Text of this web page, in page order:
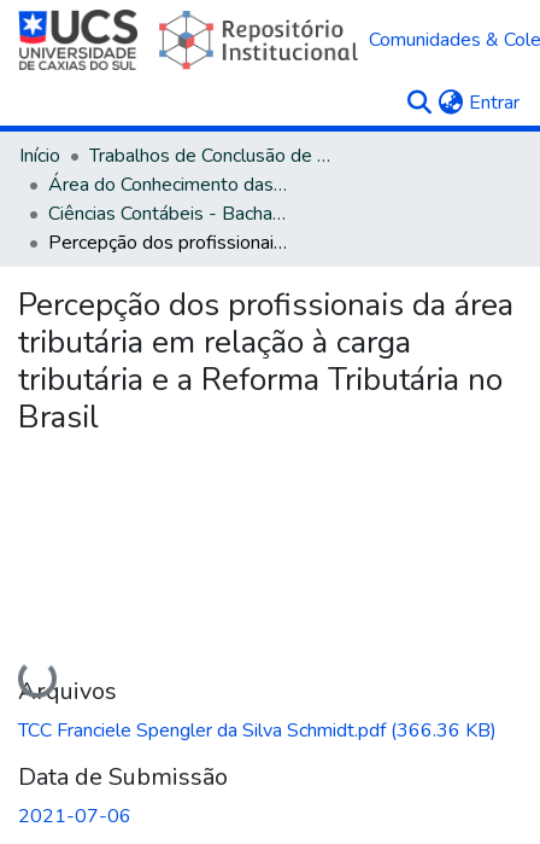
Comunidades &
Entrar
Início
Trabalhos de Conclusão de Curso
Área do Conhecimento das Ciências Sociais Aplicadas
Ciências Contábeis - Bacharelado
Percepção dos profissionais da área tributária em relação à carga tributária e a Reforma Tributária no Brasil
Percepção dos profissionais da área
tributária em relação à carga
tributária e a Reforma Tributária no
Brasil
Carregando...
Arquivos
TCC Franciele Spengler da Silva Schmidt.pdf(366.36 KB)
Data de Submissão
2021-07-06